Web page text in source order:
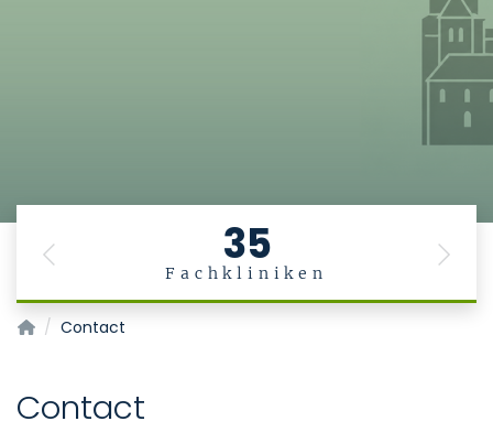
35
Fachkliniken
Previous Next
ISEM-Kongress
Contact
Contact